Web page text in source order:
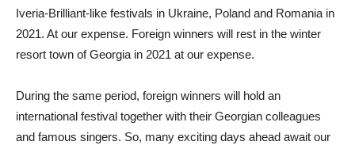
Iveria-Brilliant-like festivals in Ukraine, Poland and Romania in
2021. At our expense. Foreign winners will rest in the winter
resort town of Georgia in 2021 at our expense.
During the same period, foreign winners will hold an
international festival together with their Georgian colleagues
and famous singers. So, many exciting days ahead await our